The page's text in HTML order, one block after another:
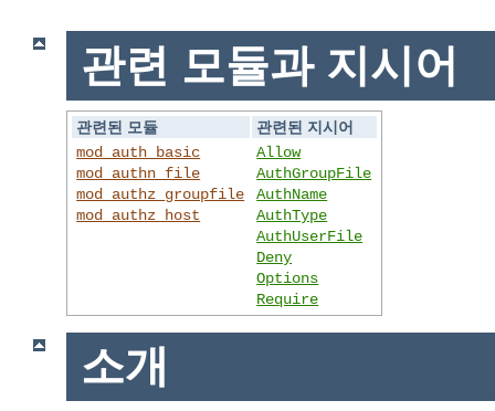
관련 모듈과 지시어
관련된 모듈
관련된 지시어
mod_auth_basic
mod_authn_file
mod_authz_groupfile
mod_authz_host
Allow
AuthGroupFile
AuthName
AuthType
AuthUserFile
Deny
Options
Require
소개